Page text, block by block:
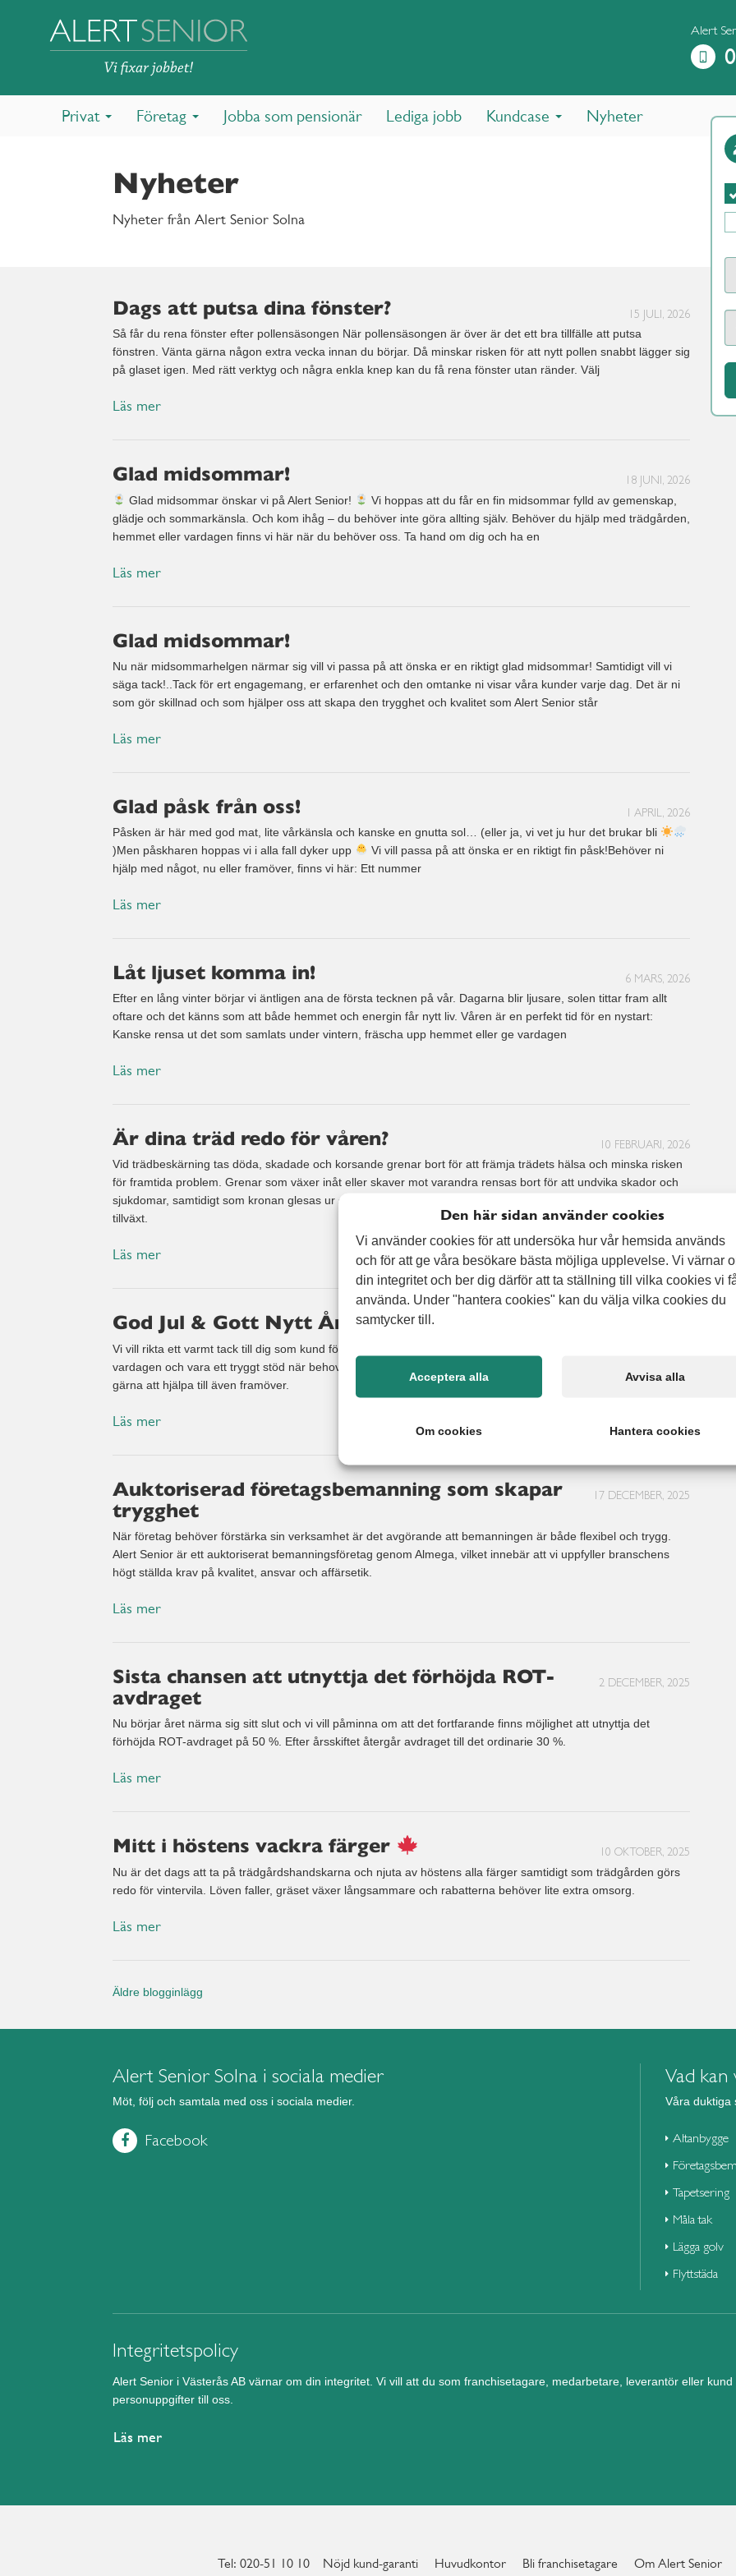
Alert
Privat Företag Jobba som pensionär Lediga jobb Kundcase Nyheter
Nyheter
Nyheter från Alert Senior Solna
Dags att putsa dina fönster?
15 JULI, 2026
Så får du rena fönster efter pollensäsongen När pollensäsongen är över är det ett bra tillfälle att putsa
fönstren. Vänta gärna någon extra vecka innan du börjar. Då minskar risken för att nytt pollen snabbt lägger sig
på glaset igen. Med rätt verktyg och några enkla knep kan du få rena fönster utan ränder. Välj
Läs mer
Glad midsommar!
18 JUNI, 2026
Glad midsommar önskar vi på Alert Senior!
Vi hoppas att du får en fin midsommar fylld av gemenskap,
glädje och sommarkänsla. Och kom ihåg – du behöver inte göra allting själv. Behöver du hjälp med trädgården,
hemmet eller vardagen finns vi här när du behöver oss. Ta hand om dig och ha en
Läs mer
Glad midsommar!
Nu när midsommarhelgen närmar sig vill vi passa på att önska er en riktigt glad midsommar! Samtidigt vill vi
säga tack!..Tack för ert engagemang, er erfarenhet och den omtanke ni visar våra kunder varje dag. Det är ni
som gör skillnad och som hjälper oss att skapa den trygghet och kvalitet som Alert Senior står
Läs mer
Glad påsk från oss!
1 APRIL, 2026
Påsken är här med god mat, lite vårkänsla och kanske en gnutta sol… (eller ja, vi vet ju hur det brukar bli
)Men påskharen hoppas vi i alla fall dyker upp
Vi vill passa på att önska er en riktigt fin påsk!Behöver ni
hjälp med något, nu eller framöver, finns vi här: Ett nummer
Läs mer
Låt ljuset komma in!
6 MARS, 2026
Efter en lång vinter börjar vi äntligen ana de första tecknen på vår. Dagarna blir ljusare, solen tittar fram allt
oftare och det känns som att både hemmet och energin får nytt liv. Våren är en perfekt tid för en nystart:
Kanske rensa ut det som samlats under vintern, fräscha upp hemmet eller ge vardagen
Läs mer
Är dina träd redo för våren?
10 FEBRUARI, 2026
Vid trädbeskärning tas döda, skadade och korsande grenar bort för att främja trädets hälsa och minska risken
för framtida problem. Grenar som växer inåt eller skaver mot varandra rensas bort för att undvika skador och
sjukdomar, samtidigt som kronan glesas ur så att ljus och luft kan komma in och ge bättre förutsättningar för
tillväxt.
Läs mer
God Jul & Gott Nytt År!
Vi vill rikta ett varmt tack till dig som kund för året som gått. Det betyder mycket för oss att få hjälpa er i
vardagen och vara ett tryggt stöd när behov uppstår. Våra erfarna och engagerade medarbetare fortsätter
gärna att hjälpa till även framöver.
Läs mer
Auktoriserad företagsbemanning som skapar
trygghet
17 DECEMBER, 2025
När företag behöver förstärka sin verksamhet är det avgörande att bemanningen är både flexibel och trygg.
Alert Senior är ett auktoriserat bemanningsföretag genom Almega, vilket innebär att vi uppfyller branschens
högt ställda krav på kvalitet, ansvar och affärsetik.
Läs mer
Sista chansen att utnyttja det förhöjda ROT-
avdraget
2 DECEMBER, 2025
Nu börjar året närma sig sitt slut och vi vill påminna om att det fortfarande finns möjlighet att utnyttja det
förhöjda ROT-avdraget på 50 %. Efter årsskiftet återgår avdraget till det ordinarie 30 %.
Läs mer
Mitt i höstens vackra färger
10 OKTOBER, 2025
Nu är det dags att ta på trädgårdshandskarna och njuta av höstens alla färger samtidigt som trädgården görs
redo för vintervila. Löven faller, gräset växer långsammare och rabatterna behöver lite extra omsorg.
Läs mer
Äldre blogginlägg
Alert Senior Solna i sociala medier
Möt, följ och samtala med oss i sociala medier.
Facebook
Vad kan
Våra duktiga
Altanbygge
Tapetsering
Måla tak
Lägga golv
Flyttstäda
Integritetspolicy
Alert Senior i Västerås AB värnar om din integritet. Vi vill att du som franchisetagare, medarbetare, leverantör eller
personuppgifter till oss.
Läs mer
Tel: 020-51 10 10 Nöjd kund-garanti Huvudkontor Bli franchisetagare Om Alert Senior
Den här sidan använder cookies
Vi använder cookies för att undersöka hur vår hemsida används
och för att ge våra besökare bästa möjliga upplevelse. Vi värnar
din integritet och ber dig därför att ta ställning till vilka cookies vi
använda. Under "hantera cookies" kan du välja vilka cookies du
samtycker till.
Acceptera alla Avvisa alla
Om cookies Hantera cookies